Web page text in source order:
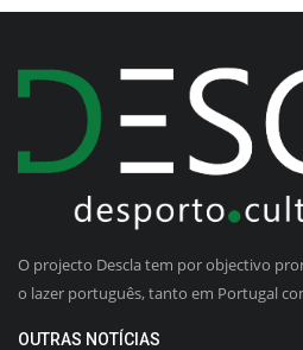
O projecto Descla tem por objectivo
o lazer português, tanto em Portugal
OUTRAS NOTÍCIAS